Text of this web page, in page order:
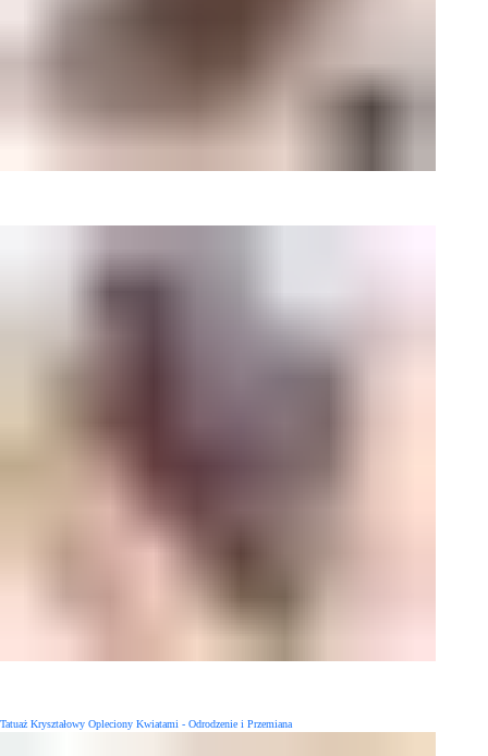
Tatuaż Kryształowy Opleciony Kwiatami - Odrodzenie i Przemiana